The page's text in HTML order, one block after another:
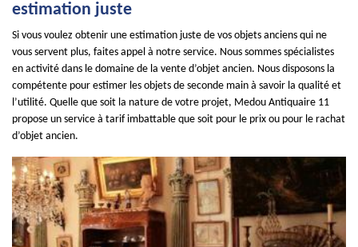
estimation juste
Si vous voulez obtenir une estimation juste de vos objets anciens qui ne
vous servent plus, faites appel à notre service. Nous sommes spécialistes
en activité dans le domaine de la vente d’objet ancien. Nous disposons la
compétente pour estimer les objets de seconde main à savoir la qualité et
l’utilité. Quelle que soit la nature de votre projet, Medou Antiquaire 11
propose un service à tarif imbattable que soit pour le prix ou pour le rachat
d’objet ancien.